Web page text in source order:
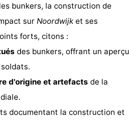
bunkers, la construction de
sur Noordwijk et ses
forts, citons :
des bunkers, offrant un aperçu
d'origine et artefacts de la
documentant la construction et